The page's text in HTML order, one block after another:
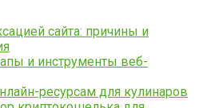
сайта: причины и
и инструменты веб-
ресурсам для кулинаров